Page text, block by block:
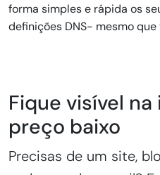
forma simples e rápida os
definições DNS- mesmo
Fique visível
preço baixo
Precisas de um site,